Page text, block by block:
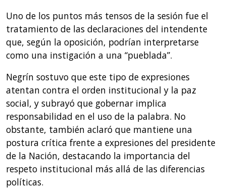
Uno de los puntos más tensos de la sesión fue el
tratamiento de las declaraciones del intendente
que, según la oposición, podrían interpretarse
como una instigación a una “pueblada”.
Negrín sostuvo que este tipo de expresiones
atentan contra el orden institucional y la paz
social, y subrayó que gobernar implica
responsabilidad en el uso de la palabra. No
obstante, también aclaró que mantiene una
postura crítica frente a expresiones del presidente
de la Nación, destacando la importancia del
respeto institucional más allá de las diferencias
políticas.